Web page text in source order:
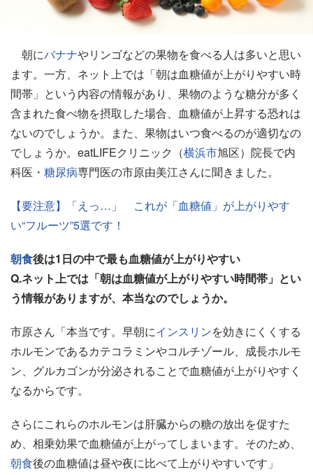
朝にバナナやリンゴなどの果物を食べる人は多いと思い
ます。一方、ネット上では「朝は血糖値が上がりやすい時
間帯」という内容の情報があり、果物のような糖分が多く
含まれた食べ物を摂取した場合、血糖値が上昇する恐れは
ないのでしょうか。また、果物はいつ食べるのが適切なの
でしょうか。eatLIFEクリニック（横浜市旭区）院長で内
科医・ 糖尿病専門医の市原由美江さんに聞きました。
【要注意】「えっ…」 これが「血糖値」が上がりやす
い“フルーツ”5選です！
朝食後は1日の中で最も血糖値が上がりやすい
Q.ネット上では「朝は血糖値が上がりやすい時間帯」とい
う情報がありますが、本当なのでしょうか。
市原さん「本当です。早朝にインスリンを効きにくくする
ホルモンであるカテコラミンやコルチゾール、成長ホルモ
ン、グルカゴンが分泌されることで血糖値が上がりやすく
なるからです。
さらにこれらのホルモンは肝臓からの糖の放出を促すた
め、相乗効果で血糖値が上がってしまいます。そのため、
朝食後の血糖値は昼や夜に比べて上がりやすいです」